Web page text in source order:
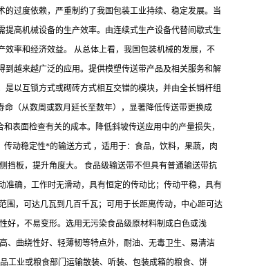
的过度依赖，严重制约了我国包装工业持续、稳定发展。当
高机械设备的生产效率。由连续式生产设备代替间歇式生
率和经济效益。 从总体上看，我国包装机械的发展，不
越来越广泛的应用。提供模塑传送带产品及相关服务和解
以互锁方式或砌砖方式相互交错的模块，并由全长销杆组
（从数周或数月延长至数年），显著降低传送带更换成
表面检查有关的成本。降低斜坡传送应用中的产量损失，
动稳定性*的输送方式 ，适用于：食品，饮料，果蔬，肉
挡板，提升角度大。 食品级输送带不但具有普通输送带抗
确，工作时无滑动，具有恒定的传动比；传动平稳，具有
围，可达几瓦到几百千瓦；可用于长距离传动，中心距可达
好，不易变形。选用无污染食品级原材料制成白色或浅
、曲绕性好、轻薄韧等特点外，耐油、无毒卫生、易清洁
工业或粮食部门运输散装、听装、包装成箱的粮食、饼